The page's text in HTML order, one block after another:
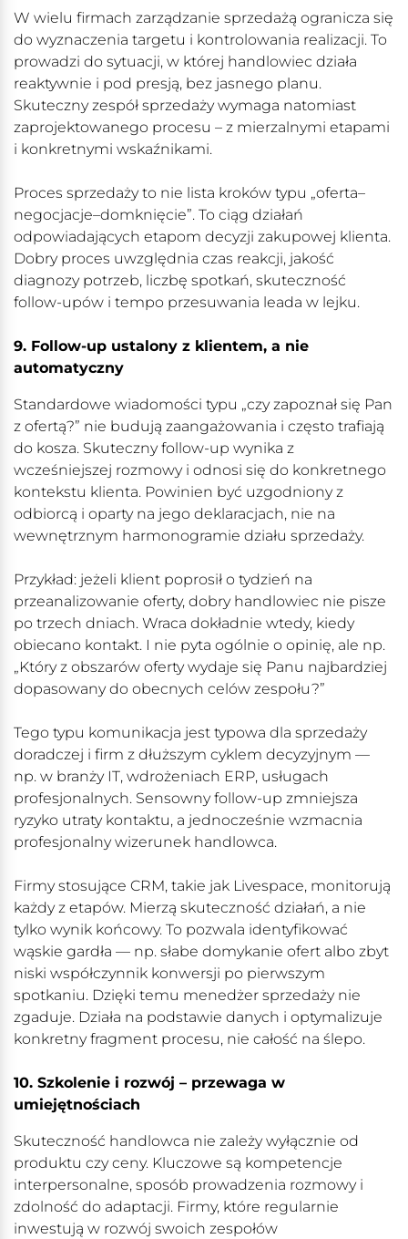
W wielu firmach zarządzanie sprzedażą ogranicza się
do wyznaczenia targetu i kontrolowania realizacji. To
prowadzi do sytuacji, w której handlowiec działa
reaktywnie i pod presją, bez jasnego planu.
Skuteczny zespół sprzedaży wymaga natomiast
zaprojektowanego procesu – z mierzalnymi etapami
i konkretnymi wskaźnikami.
Proces sprzedaży to nie lista kroków typu „oferta–
negocjacje–domknięcie”. To ciąg działań
odpowiadających etapom decyzji zakupowej klienta.
Dobry proces uwzględnia czas reakcji, jakość
diagnozy potrzeb, liczbę spotkań, skuteczność
follow-upów i tempo przesuwania leada w lejku.
9. Follow-up ustalony z klientem, a nie
automatyczny
Standardowe wiadomości typu „czy zapoznał się Pan
z ofertą?” nie budują zaangażowania i często trafiają
do kosza. Skuteczny follow-up wynika z
wcześniejszej rozmowy i odnosi się do konkretnego
kontekstu klienta. Powinien być uzgodniony z
odbiorcą i oparty na jego deklaracjach, nie na
wewnętrznym harmonogramie działu sprzedaży.
Przykład: jeżeli klient poprosił o tydzień na
przeanalizowanie oferty, dobry handlowiec nie pisze
po trzech dniach. Wraca dokładnie wtedy, kiedy
obiecano kontakt. I nie pyta ogólnie o opinię, ale np.
„Który z obszarów oferty wydaje się Panu najbardziej
dopasowany do obecnych celów zespołu?”
Tego typu komunikacja jest typowa dla sprzedaży
doradczej i firm z dłuższym cyklem decyzyjnym —
np. w branży IT, wdrożeniach ERP, usługach
profesjonalnych. Sensowny follow-up zmniejsza
ryzyko utraty kontaktu, a jednocześnie wzmacnia
profesjonalny wizerunek handlowca.
Firmy stosujące CRM, takie jak Livespace, monitorują
każdy z etapów. Mierzą skuteczność działań, a nie
tylko wynik końcowy. To pozwala identyfikować
wąskie gardła — np. słabe domykanie ofert albo zbyt
niski współczynnik konwersji po pierwszym
spotkaniu. Dzięki temu menedżer sprzedaży nie
zgaduje. Działa na podstawie danych i optymalizuje
konkretny fragment procesu, nie całość na ślepo.
10. Szkolenie i rozwój – przewaga w
umiejętnościach
Skuteczność handlowca nie zależy wyłącznie od
produktu czy ceny. Kluczowe są kompetencje
interpersonalne, sposób prowadzenia rozmowy i
zdolność do adaptacji. Firmy, które regularnie
inwestują w rozwój swoich zespołów